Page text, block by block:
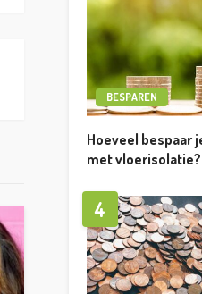
BESPAREN
Hoeveel bespaar
met vloerisolatie?
4